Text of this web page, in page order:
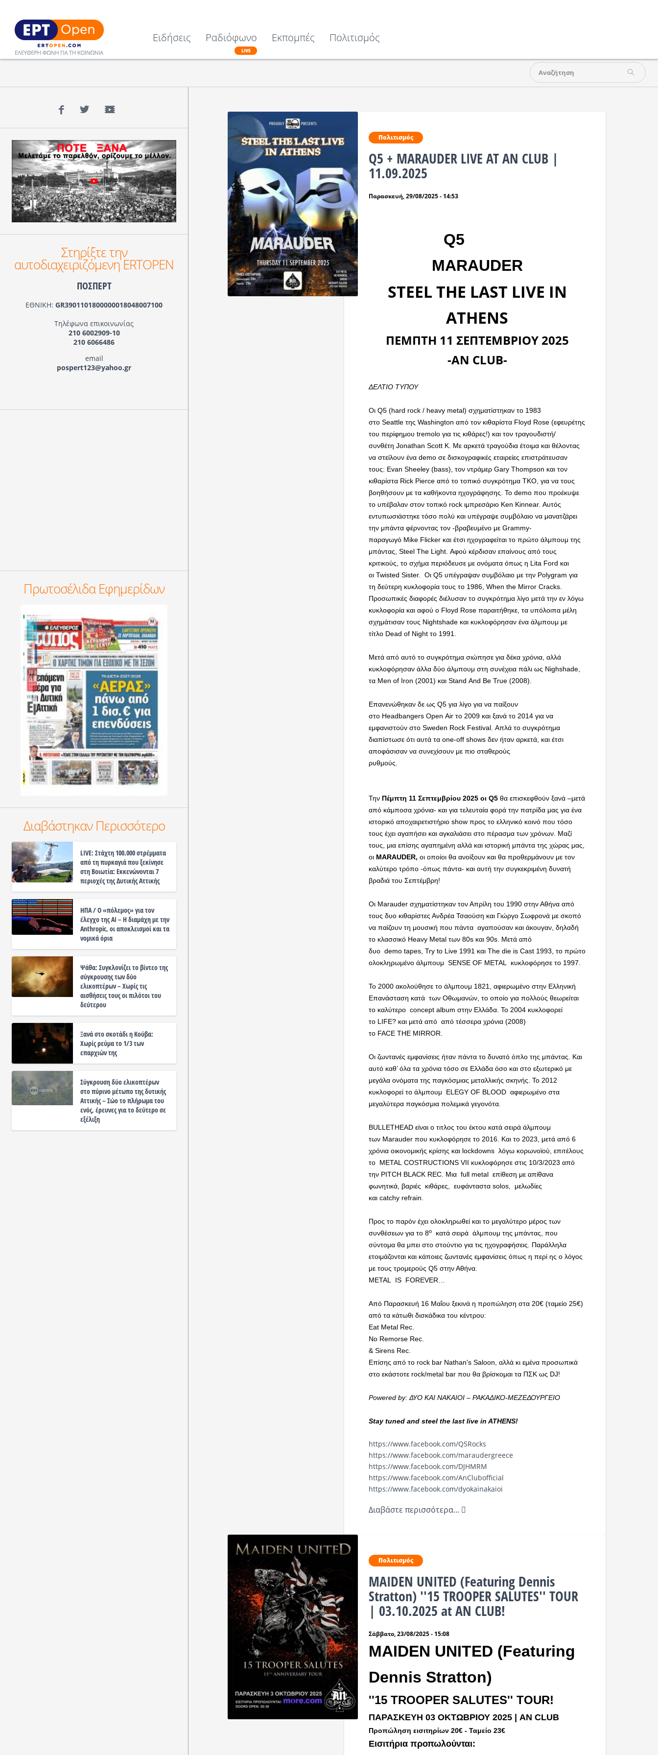
Ειδήσεις Ραδιόφωνο
LIVE
Εκπομπές Πολιτισμός
Πολιτισμός
Q5 + MARAUDER LIVE AT AN CLUB |
11.09.2025
Παρασκευή, 29/08/2025 - 14:53
Q5
MARAUDER
STEEL THE LAST LIVE IN
ATHENS
ΠΕΜΠΤΗ 11 ΣΕΠΤΕΜΒΡΙΟΥ 2025
-AN CLUB-
ΔΕΛΤΙΟ ΤΥΠΟΥ
Οι Q5 (hard rock / heavy metal) σχηματίστηκαν το 1983
στο Seattle της Washington από τον κιθαρίστα Floyd Rose (εφευρέτης
του περίφημου tremolo για τις κιθάρες!) και τον τραγουδιστή/
συνθέτη Jonathan Scott K. Με αρκετά τραγούδια έτοιμα και θέλοντας
να στείλουν ένα demo σε δισκογραφικές εταιρείες επιστράτευσαν
τους: Evan Sheeley (bass), τον ντράμερ Gary Thompson και τον
κιθαρίστα Rick Pierce από το τοπικό συγκρότημα TKO, για να τους
βοηθήσουν με τα καθήκοντα ηχογράφησης. Το demo που προέκυψε
το υπέβαλαν στον τοπικό rock ιμπρεσάριο Ken Kinnear. Αυτός
εντυπωσιάστηκε τόσο πολύ και υπέγραψε συμβόλαιο να μανατζάρει
την μπάντα φέρνοντας τον -βραβευμένο με Grammy-
παραγωγό Mike Flicker και έτσι ηχογραφείται το πρώτο άλμπουμ της
μπάντας, Steel The Light. Αφού κέρδισαν επαίνους από τους
κριτικούς, το σχήμα περιόδευσε με ονόματα όπως η Lita Ford και
οι Twisted Sister. Οι Q5 υπέγραψαν συμβόλαιο με την Polygram για
τη δεύτερη κυκλοφορία τους το 1986, When the Mirror Cracks.
Προσωπικές διαφορές διέλυσαν το συγκρότημα λίγο μετά την εν λόγω
κυκλοφορία και αφού ο Floyd Rose παραιτήθηκε, τα υπόλοιπα μέλη
σχημάτισαν τους Nightshade και κυκλοφόρησαν ένα άλμπουμ με
τίτλο Dead of Night το 1991.
Μετά από αυτό το συγκρότημα σιώπησε για δέκα χρόνια, αλλά
κυκλοφόρησαν άλλα δύο άλμπουμ στη συνέχεια πάλι ως Nighshade,
τα Men of Iron (2001) και Stand And Be True (2008).
Επανενώθηκαν δε ως Q5 για λίγο για να παίξουν
στο Headbangers Open Air το 2009 και ξανά το 2014 για να
εμφανιστούν στο Sweden Rock Festival. Απλά το συγκρότημα
διαπίστωσε ότι αυτά τα one-off shows δεν ήταν αρκετά, και έτσι
αποφάσισαν να συνεχίσουν με πιο σταθερούς
ρυθμούς.
Την Πέμπτη 11 Σεπτεμβρίου 2025 οιQ5 θα επισκεφθούν ξανά –μετά
από κάμποσα χρόνια- και για τελευταία φορά την πατρίδα μας για ένα
ιστορικό αποχαιρετιστήριο show προς το ελληνικό κοινό που τόσο
τους έχει αγαπήσει και αγκαλιάσει στο πέρασμα των χρόνων. Μαζί
τους, μια επίσης αγαπημένη αλλά και ιστορική μπάντα της χώρας μας,
οι MARAUDER,οι οποίοι θα ανοίξουν και θα προθερμάνουν με τον
καλύτερο τρόπο -όπως πάντα- και αυτή την συγκεκριμένη δυνατή
βραδιά του Σεπτέμβρη!
Οι Marauder σχηματίστηκαν τον Απρίλη του 1990 στην Αθήνα από
τους δυο κιθαρίστες Ανδρέα Τσαούση και Γιώργο Σωφρονά με σκοπό
να παίζουν τη μουσική που πάντα αγαπούσαν και άκουγαν, δηλαδή
το κλασσικό Heavy Metal των 80s και 90s. Μετά από
δυο demo tapes, Try to Live 1991 και The die is Cast 1993, το πρώτο
ολοκληρωμένο άλμπουμ SENSE OF METAL κυκλοφόρησε το 1997.
Το 2000 ακολούθησε το άλμπουμ 1821, αφιερωμένο στην Ελληνική
Επανάσταση κατά των Οθωμανών, το οποίο για πολλούς θεωρείται
το καλύτερο concept album στην Ελλάδα. Το 2004 κυκλοφορεί
το LIFE? και μετά από από τέσσερα χρόνια (2008)
το FACE THE MIRROR.
Οι ζωντανές εμφανίσεις ήταν πάντα το δυνατό όπλο της μπάντας. Και
αυτό καθ’ όλα τα χρόνια τόσο σε Ελλάδα όσο και στο εξωτερικό με
μεγάλα ονόματα της παγκόσμιας μεταλλικής σκηνής. Το 2012
κυκλοφορεί το άλμπουμ ELEGY OF BLOOD αφιερωμένο στα
μεγαλύτερα παγκόσμια πολεμικά γεγονότα.
BULLETHEAD είναι ο τιτλος του έκτου κατά σειρά άλμπουμ
των Marauder που κυκλοφόρησε το 2016. Και το 2023, μετά από 6
χρόνια οικονομικής κρίσης και lockdowns λόγω κορωνοϊού, επιτέλους
το METAL COSTRUCTIONS VII κυκλοφόρησε στις 10/3/2023 από
την PITCH BLACK REC. Μια full metal επίθεση με απίθανα
φωνητικά, βαριές κιθάρες, ευφάνταστα solos, μελωδίες
και catchy refrain.
Προς το παρόν έχει ολοκληρωθεί και το μεγαλύτερο μέρος των
συνθέσεων για το 8ο
κατά σειρά άλμπουμ της μπάντας, που
σύντομα θα μπει στο στούντιο για τις ηχογραφήσεις. Παράλληλα
ετοιμάζονται και κάποιες ζωντανές εμφανίσεις όπως η περί ης ο λόγος
με τους τρομερούς Q5 στην Αθήνα.
METAL IS FOREVER…
Από Παρασκευή 16 Μαΐου ξεκινά η προπώληση στα 20€ (ταμείο 25€)
από τα κάτωθι δισκάδικα του κέντρου:
Eat Metal Rec.
No Remorse Rec.
& Sirens Rec.
Επίσης από το rock bar Nathan's Saloon, αλλά κι εμένα προσωπικά
στο εκάστοτε rock/metal bar που θα βρίσκομαι τα ΠΣΚ ως DJ!
Powered by: ΔΥΟ ΚΑΙ ΝΑΚΑΙΟΙ – ΡΑΚΑΔΙΚΟ-ΜΕΖΕΔΟΥΡΓΕΙΟ
Stay tuned and steel the last live in ATHENS!
https://www.facebook.com/Q5Rocks
https://www.facebook.com/maraudergreece
https://www.facebook.com/DJHMRM
https://www.facebook.com/AnClubofficial
https://www.facebook.com/dyokainakaioi
Διαβάστε περισσότερα...
Πολιτισμός
MAIDEN UNITED (Featuring Dennis
Stratton) ''15 TROOPER SALUTES'' TOUR
| 03.10.2025 at AN CLUB!
Σάββατο, 23/08/2025 - 15:08
MAIDEN UNITED (Featuring
Dennis Stratton)
''15 TROOPER SALUTES'' TOUR!
ΠΑΡΑΣΚΕΥΗ 03 ΟΚΤΩΒΡΙΟΥ 2025 | AN CLUB
Προπώληση εισιτηρίων 20€ - Ταμείο 23€
Εισιτήρια προπωλούνται:
Facebook
TwitterYouTube
Στηρίξτε την
αυτοδιαχειριζόμενη ERTOPEN
ΠΟΣΠΕΡΤ
ΕΘΝΙΚΗ: GR3901101800000018048007100
Τηλέφωνα επικοινωνίας
210 6002909-10
210 6066486
email
pospert123@yahoo.gr
Πρωτοσέλιδα Εφημερίδων
Διαβάστηκαν Περισσότερο
LIVE: Στάχτη 100.000 στρέμματα
από τη πυρκαγιά που ξεκίνησε
στη Βοιωτία: Εκκενώνονται 7
περιοχές της Δυτικής Αττικής
ΗΠΑ / Ο «πόλεμος» για τον
έλεγχο της ΑΙ – Η διαμάχη με την
Anthropic, οι αποκλεισμοί και τα
νομικά όρια
Ψάθα: Συγκλονίζει το βίντεο της
σύγκρουσης των δύο
ελικοπτέρων – Χωρίς τις
αισθήσεις τους οι πιλότοι του
δεύτερου
Ξανά στο σκοτάδι η Κούβα:
Χωρίς ρεύμα το 1/3 των
επαρχιών της
Σύγκρουση δύο ελικοπτέρων
στο πύρινο μέτωπο της δυτικής
Αττικής – Σώο το πλήρωμα του
ενός, έρευνες για το δεύτερο σε
εξέλιξη